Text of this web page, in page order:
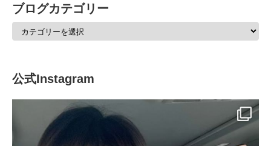
ブログカテゴリー
公式Instagram